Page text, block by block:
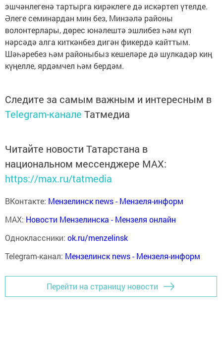
эшчәнлегенә тартырга кирәклеге дә искәртеп үтелде.
Әлеге семинардан мин без, Минзәлә районы
волонтерлары, дөрес юнәлештә эшлибез һәм күп
нәрсәдә алга киткәнбез дигән фикердә кайттым.
Шәһәребез һәм районыбыз кешеләре дә шулкадәр киң
күңелле, ярдәмчел һәм бердәм.
Следите за самым важным и интересным в
Telegram-канале Татмедиа
Читайте новости Татарстана в
национальном мессенджере MАХ:
https://max.ru/tatmedia
ВКонтакте: Мензелинск news - Мензеля-информ
MAX: Новости Мензелинска - Мензеля онлайн
Одноклассники: ok.ru/menzelinsk
Telegram-канал: Мензелинск news - Мензеля-информ
Перейти на страницу новости